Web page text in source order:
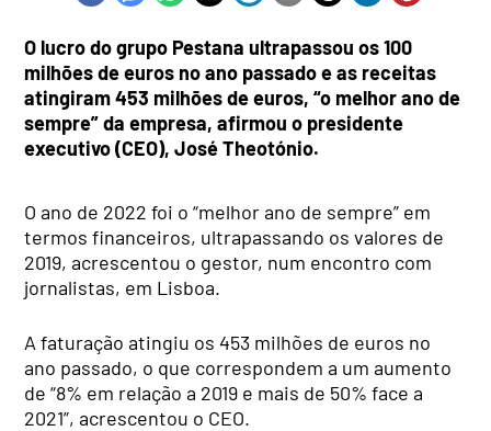
O lucro do grupo Pestana ultrapassou os 100
milhões de euros no ano passado e as receitas
atingiram 453 milhões de euros, “o melhor ano de
sempre” da empresa, afirmou o presidente
executivo (CEO), José Theotónio.
O ano de 2022 foi o “melhor ano de sempre” em
termos financeiros, ultrapassando os valores de
2019, acrescentou o gestor, num encontro com
jornalistas, em Lisboa.
A faturação atingiu os 453 milhões de euros no
ano passado, o que correspondem a um aumento
de “8% em relação a 2019 e mais de 50% face a
2021”, acrescentou o CEO.